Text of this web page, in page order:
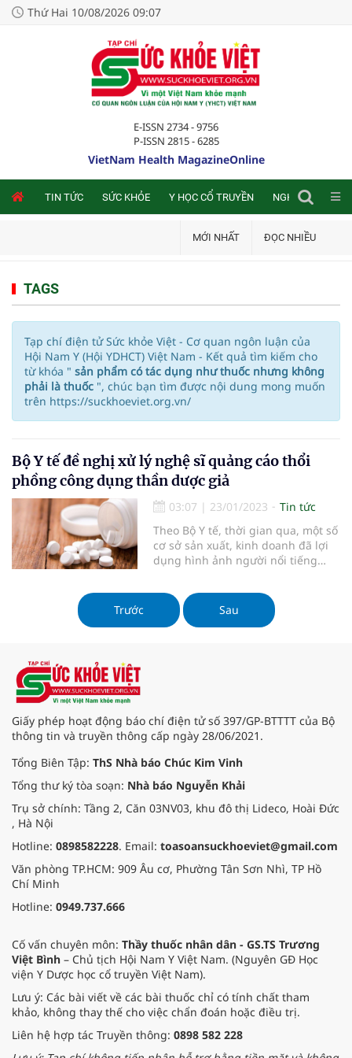
Thứ Hai 10/08/2026 09:07
E-ISSN 2734 - 9756
P-ISSN 2815 - 6285
VietNam Health MagazineOnline
TIN TỨC SỨC KHỎE Y HỌC CỔ TRUYỀN NGHIÊN CỨU
MỚI NHẤT ĐỌC NHIỀU
TAGS
Tạp chí điện tử Sức khỏe Việt - Cơ quan ngôn luận của
Hội Nam Y (Hội YDHCT) Việt Nam - Kết quả tìm kiếm cho
từ khóa " sản phẩm có tác dụng như thuốc nhưng không
phải là thuốc ", chúc bạn tìm được nội dung mong muốn
trên https://suckhoeviet.org.vn/
Bộ Y tế đề nghị xử lý nghệ sĩ quảng cáo thổi
phồng công dụng thần dược giả
03:07 | 23/01/2023
Tin tức
Theo Bộ Y tế, thời gian qua, một số
cơ sở sản xuất, kinh doanh đã lợi
dụng hình ảnh người nổi tiếng
sản phẩm có tác dụng như thuốc
nhưng không phải là thuốc.
Trước Sau
Giấy phép hoạt động báo chí điện tử số 397/GP-BTTTT của Bộ
thông tin và truyền thông cấp ngày 28/06/2021.
Tổng Biên Tập: ThS Nhà báo Chúc Kim Vinh
Tổng thư ký tòa soạn: Nhà báo Nguyễn Khải
Trụ sở chính: Tầng 2, Căn 03NV03, khu đô thị Lideco, Hoài Đức
, Hà Nội
Hotline: 0898582228. Email: toasoansuckhoeviet@gmail.com
Văn phòng TP.HCM: 909 Âu cơ, Phường Tân Sơn Nhì, TP Hồ
Chí Minh
Hotline: 0949.737.666
Cố vấn chuyên môn: Thầy thuốc nhân dân - GS.TS Trương
Việt Bình – Chủ tịch Hội Nam Y Việt Nam. (Nguyên GĐ Học
viện Y Dược học cổ truyền Việt Nam).
Lưu ý: Các bài viết về các bài thuốc chỉ có tính chất tham
khảo, không thay thế cho việc chẩn đoán hoặc điều trị.
Liên hệ hợp tác Truyền thông: 0898 582 228